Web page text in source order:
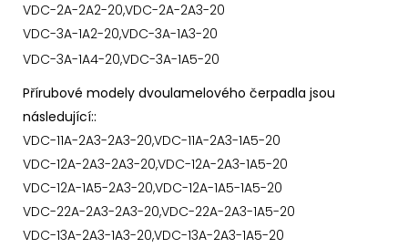
VDC-2A-2A2-20,VDC-2A-2A3-20
VDC-3A-1A2-20,VDC-3A-1A3-20
VDC-3A-1A4-20,VDC-3A-1A5-20
Přírubové modely dvoulamelového čerpadla jsou
následující::
VDC-11A-2A3-2A3-20,VDC-11A-2A3-1A5-20
VDC-12A-2A3-2A3-20,VDC-12A-2A3-1A5-20
VDC-12A-1A5-2A3-20,VDC-12A-1A5-1A5-20
VDC-22A-2A3-2A3-20,VDC-22A-2A3-1A5-20
VDC-13A-2A3-1A3-20,VDC-13A-2A3-1A5-20